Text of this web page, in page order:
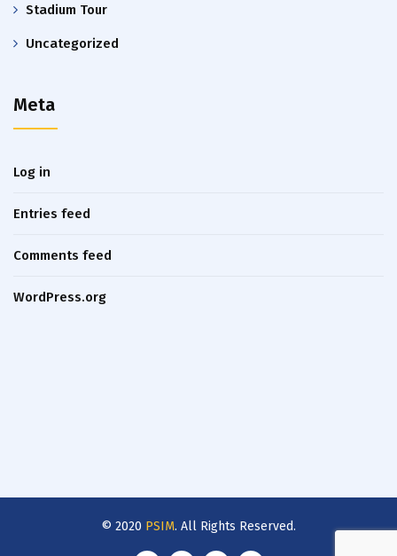
Stadium Tour
Uncategorized
Meta
Log in
Entries feed
Comments feed
WordPress.org
© 2020 PSIM. All Rights Reserved.